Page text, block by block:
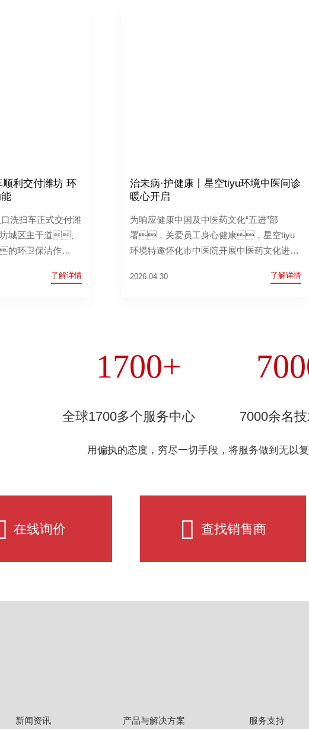
利交付潍坊 环
洗扫车正式交付潍
城区主干道、
的环卫保洁作
坊城市环境卫生品
了解详情
治未病·护健康丨星空tiyu环境中医问诊
暖心开启
为响应健康中国及中医药文化“五进”部
署，关爱员工身心健康，星空tiyu
环境特邀怀化市中医院开展中医药文化进企
17:30在公司举办，围绕员工亚健
科普等免费服务，为职工提供个性化健
康调理与养生指导。
2026.04.30 了解详情
1700+
全球1700多个服务中心 7000余名
用偏执的态度，穷尽一切手段，将服务做到无以复加
在线询价 查找销售商
新闻资讯 产品与解决方案 服务支持